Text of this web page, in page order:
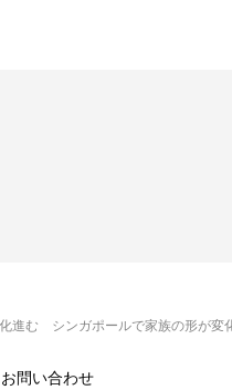
進む シンガポールで家族の形が変
お問い合わせ